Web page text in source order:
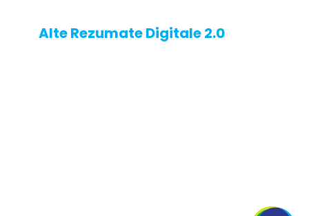
Alte Rezumate Digitale 2.0